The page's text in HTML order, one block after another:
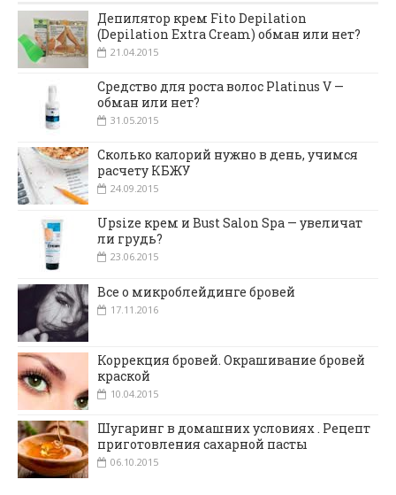
Депилятор крем Fito Depilation
(Depilation Extra Cream) обман или нет?
21.04.2015
Средство для роста волос Platinus V —
обман или нет?
31.05.2015
Сколько калорий нужно в день, учимся
расчету КБЖУ
24.09.2015
Upsize крем и Bust Salon Spa — увеличат
ли грудь?
23.06.2015
Все о микроблейдинге бровей
17.11.2016
Коррекция бровей. Окрашивание бровей
краской
10.04.2015
Шугаринг в домашних условиях . Рецепт
приготовления сахарной пасты
06.10.2015